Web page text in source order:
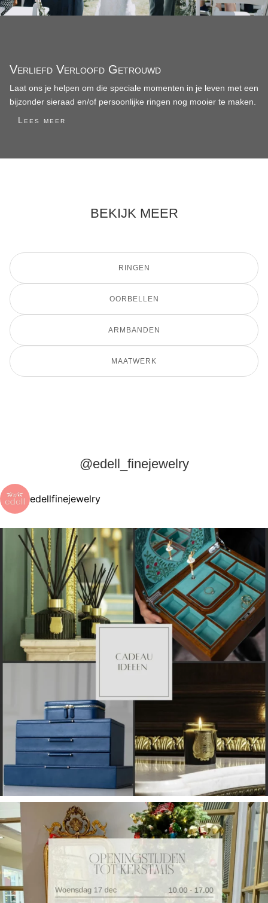
Verliefd Verloofd Getrouwd
Laat ons je helpen om die speciale momenten in je leven met een
bijzonder sieraad en/of persoonlijke ringen nog mooier te maken.
Lees meer
BEKIJK MEER
RINGEN
OORBELLEN
ARMBANDEN
MAATWERK
@edell_finejewelry
edellfinejewelry